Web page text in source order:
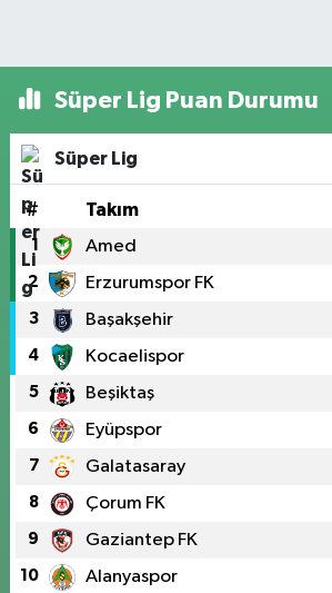
Süper Lig Puan Durumu
Süper Lig
# Takım
1 Amed
2 Erzurumspor FK
3 Başakşehir
4 Kocaelispor
5 Beşiktaş
6 Eyüpspor
7 Galatasaray
8 Çorum FK
9 Gaziantep FK
10 Alanyaspor